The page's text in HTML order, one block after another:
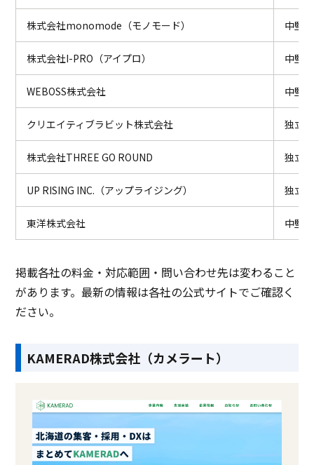
株式会社monomode（モノモード） 中堅
株式会社I-PRO（アイプロ） 中堅
WEBOSS株式会社 中堅
クリエイティブラビット株式会社 独立
株式会社THREE GO ROUND 独立
UP RISING INC.（アップライジング） 独立
東洋株式会社 中堅
掲載各社の料金・対応範囲・問い合わせ先は変わること
があります。最新の情報は各社の公式サイトでご確認く
ださい。
KAMERAD株式会社（カメラート）